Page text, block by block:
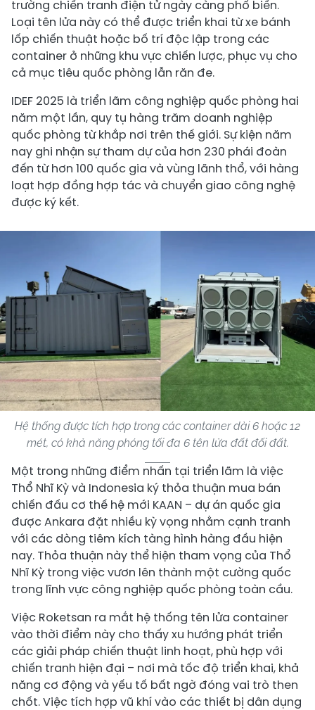
trường chiến tranh điện tử ngày càng phổ biến.
Loại tên lửa này có thể được triển khai từ xe bánh
lốp chiến thuật hoặc bố trí độc lập trong các
container ở những khu vực chiến lược, phục vụ cho
cả mục tiêu quốc phòng lẫn răn đe.
IDEF 2025 là triển lãm công nghiệp quốc phòng hai
năm một lần, quy tụ hàng trăm doanh nghiệp
quốc phòng từ khắp nơi trên thế giới. Sự kiện năm
nay ghi nhận sự tham dự của hơn 230 phái đoàn
đến từ hơn 100 quốc gia và vùng lãnh thổ, với hàng
loạt hợp đồng hợp tác và chuyển giao công nghệ
được ký kết.
Hệ thống được tích hợp trong các container dài 6 hoặc 12
mét, có khả năng phóng tối đa 6 tên lửa đất đối đất.
Một trong những điểm nhấn tại triển lãm là việc
Thổ Nhĩ Kỳ và Indonesia ký thỏa thuận mua bán
chiến đấu cơ thế hệ mới KAAN – dự án quốc gia
được Ankara đặt nhiều kỳ vọng nhằm cạnh tranh
với các dòng tiêm kích tàng hình hàng đầu hiện
nay. Thỏa thuận này thể hiện tham vọng của Thổ
Nhĩ Kỳ trong việc vươn lên thành một cường quốc
trong lĩnh vực công nghiệp quốc phòng toàn cầu.
Việc Roketsan ra mắt hệ thống tên lửa container
vào thời điểm này cho thấy xu hướng phát triển
các giải pháp chiến thuật linh hoạt, phù hợp với
chiến tranh hiện đại – nơi mà tốc độ triển khai, khả
năng cơ động và yếu tố bất ngờ đóng vai trò then
chốt. Việc tích hợp vũ khí vào các thiết bị dân dụng